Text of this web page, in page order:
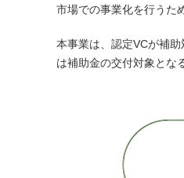
市場での事業化を行うた
本事業は、認定VCが補
は補助金の交付対象とな